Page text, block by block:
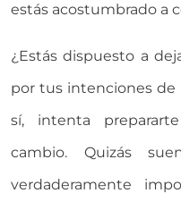
estás acostumbrado a
¿Estás dispuesto a
por tus intenciones de
sí, intenta
cambio. Quizás
verdaderamente